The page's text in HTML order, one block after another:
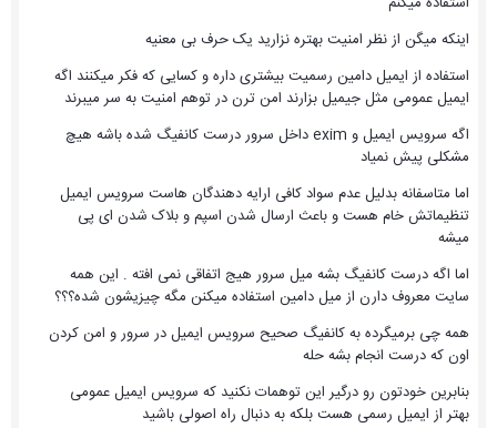
اینکه میگن از نظر امنیت بهتره نزارید یک حرف بی معنیه
استفاده از ایمیل دامین رسمیت بیشتری داره و کسایی که فکر میکنند اگه
ایمیل عمومی مثل جیمیل بزارند امن ترن در توهم امنیت به سر میبرند
اگه سرویس ایمیل و exim داخل سرور درست کانفیگ شده باشه هیچ
مشکلی پیش نمیاد
اما متاسفانه بدلیل عدم سواد کافی ارایه دهندگان هاست سرویس ایمیل
تنظیماتش خام هست و باعث ارسال شدن اسپم و بلاک شدن ای پی
میشه
اما اگه درست کانفیگ بشه میل سرور هیج اتفاقی نمی افته . این همه
سایت معروف دارن از میل دامین استفاده میکنن مگه چیزیشون شده؟؟؟
همه چی برمیگرده به کانفیگ صحیح سرویس ایمیل در سرور و امن کردن
اون که درست انجام بشه حله
بنابرین خودتون رو درگیر این توهمات نکنید که سرویس ایمیل عمومی
بهتر از ایمیل رسمی هست بلکه به دنبال راه اصولی باشید